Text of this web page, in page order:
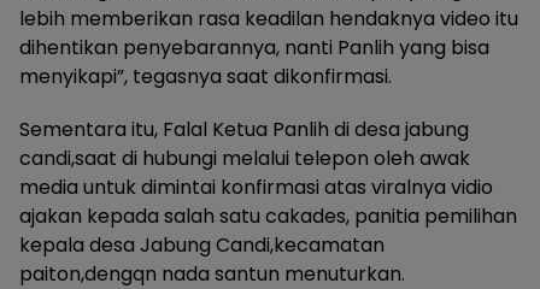
lebih memberikan rasa keadilan hendaknya video itu
dihentikan penyebarannya, nanti Panlih yang bisa
menyikapi”, tegasnya saat dikonfirmasi.
Sementara itu, Falal Ketua Panlih di desa jabung
candi,saat di hubungi melalui telepon oleh awak
media untuk dimintai konfirmasi atas viralnya vidio
ajakan kepada salah satu cakades, panitia pemilihan
kepala desa Jabung Candi,kecamatan
paiton,dengqn nada santun menuturkan.